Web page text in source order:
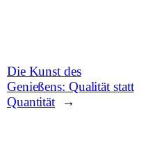
Die Kunst des
Genießens: Qualität statt
Quantität
→